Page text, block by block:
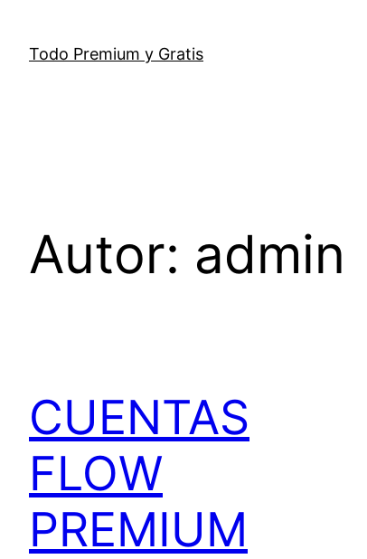
contenido
Todo Premium y Gratis
Autor: admin
CUENTAS
FLOW
PREMIUM